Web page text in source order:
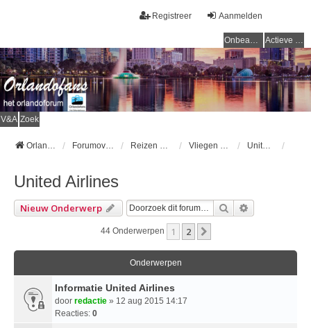
Aanmelden
Registreer
Onbeantwoorde onderwerpen Actieve onderwerpen
V&A Zoek
Orlandofans Homepage Forumoverzicht Reizen & vervoer Vliegen naar Orlando United Airlines
United Airlines
Nieuw Onderwerp Zoek
44 Onderwerpen 1 2
Onderwerpen
Informatie United Airlines
door redactie » 12 aug 2015 14:17
Reacties: 0